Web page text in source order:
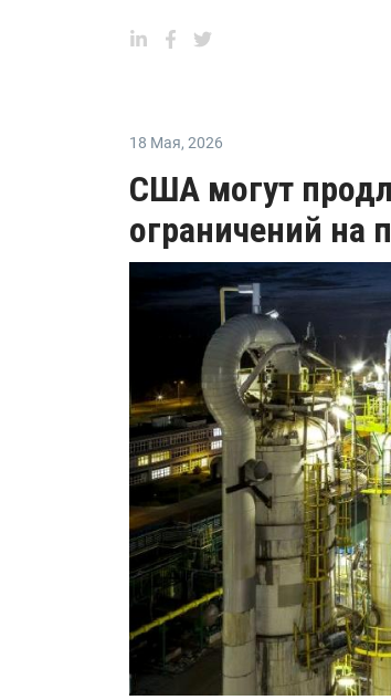
18 Мая, 2026
США могут
ограничений на